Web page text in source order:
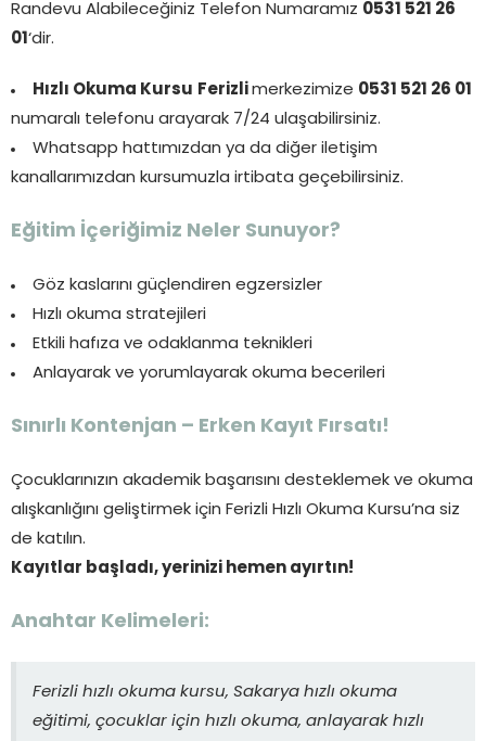
Randevu Alabileceğiniz Telefon Numaramız 0531 521 26
01 ‘dir.
Hızlı Okuma Kursu Ferizli merkezimize 0531 521 26 01
numaralı telefonu arayarak 7/24 ulaşabilirsiniz.
Whatsapp hattımızdan ya da diğer iletişim
kanallarımızdan kursumuzla irtibata geçebilirsiniz.
Eğitim İçeriğimiz Neler Sunuyor?
Göz kaslarını güçlendiren egzersizler
Hızlı okuma stratejileri
Etkili hafıza ve odaklanma teknikleri
Anlayarak ve yorumlayarak okuma becerileri
Sınırlı Kontenjan – Erken Kayıt Fırsatı!
Çocuklarınızın akademik başarısını desteklemek ve okuma
alışkanlığını geliştirmek için Ferizli Hızlı Okuma Kursu’na siz
de katılın.
Kayıtlar başladı, yerinizi hemen ayırtın!
Anahtar Kelimeleri:
Ferizli hızlı okuma kursu, Sakarya hızlı okuma
eğitimi, çocuklar için hızlı okuma, anlayarak hızlı